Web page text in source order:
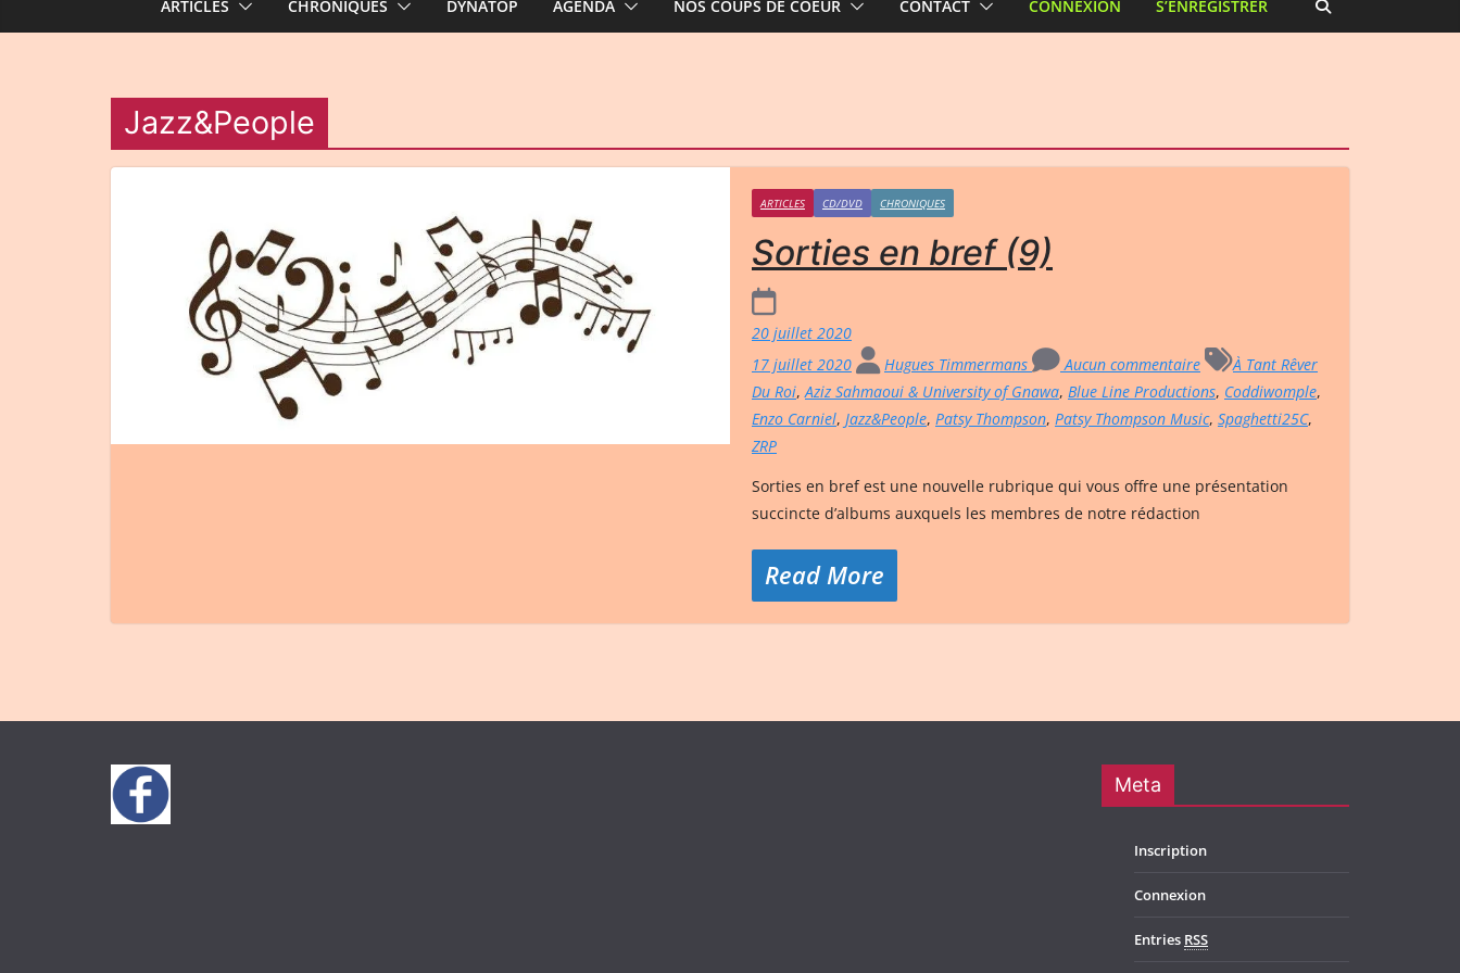
ARTICLES CHRONIQUES DYNATOP AGENDA NOS COUPS DE COEUR CONTACT CONNEXION S’ENREGISTRER
Jazz&People
ARTICLES CD/DVD CHRONIQUES
Sorties en bref (9)
20 juillet 2020
17 juillet 2020
Hugues Timmermans Aucun commentaire
À Tant Rêver
Du Roi,Aziz Sahmaoui & University of Gnawa, Blue Line Productions, Coddiwomple,
Enzo Carniel, Jazz&People, Patsy Thompson, Patsy Thompson Music, Spaghetti25C,
ZRP
Sorties en bref est une nouvelle rubrique qui vous offre une présentation
succincte d’albums auxquels les membres de notre rédaction
Read More
Meta
Inscription
Connexion
Entries RSS